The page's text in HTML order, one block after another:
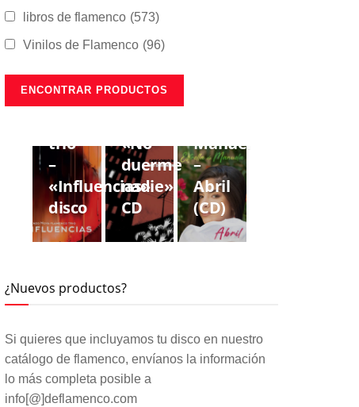
libros de flamenco (573)
Vinilos de Flamenco (96)
FLAMENCO
Lorenzo
trío
–
«Influencias»
disco
FLAMENCO
Gregorio
«No
duerme
nadie»
CD
Manuela
–
Abril
(CD)
¿Nuevos productos?
Si quieres que incluyamos tu disco en nuestro
catálogo de flamenco, envíanos la información
lo más completa posible a
info[@]deflamenco.com